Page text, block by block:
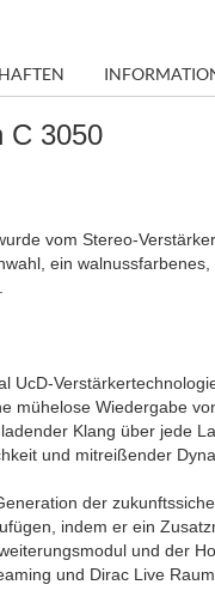
C 3050
vom Stereo-
ein
UcD-
mühelose Wiedergabe
Klang über jede
und mitreißender
der
indem er ein
und der
und Dirac Live